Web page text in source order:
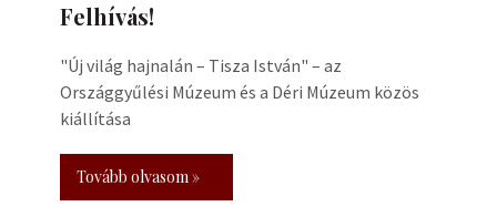
Felhívás!
"Új világ hajnalán – Tisza István" – az
Országgyűlési Múzeum és a Déri Múzeum közös
kiállítása
Tovább olvasom »